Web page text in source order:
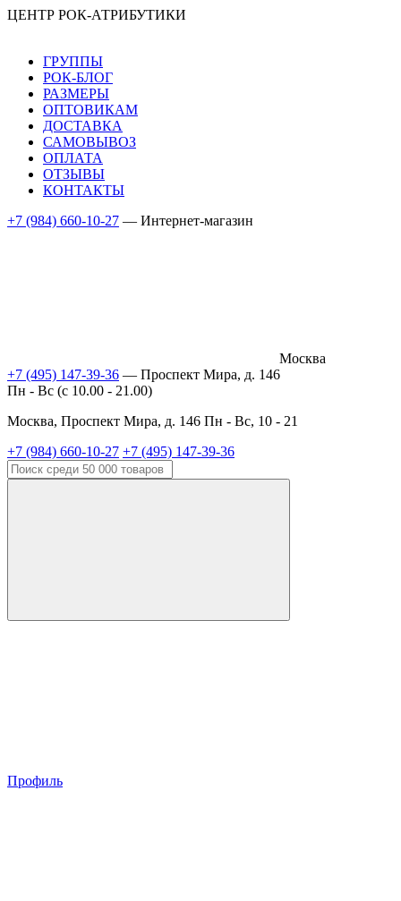
ЦЕНТР РОК-АТРИБУТИКИ
ГРУППЫ
РОК-БЛОГ
РАЗМЕРЫ
ОПТОВИКАМ
ДОСТАВКА
САМОВЫВОЗ
ОПЛАТА
ОТЗЫВЫ
КОНТАКТЫ
+7 (984) 660-10-27 — Интернет-магазин
Москва
+7 (495) 147-39-36 — Проспект Мира, д. 146
Пн - Вс (c 10.00 - 21.00)
Москва, Проспект Мира, д. 146 Пн - Вс, 10 - 21
+7 (984) 660-10-27 +7 (495) 147-39-36
Профиль